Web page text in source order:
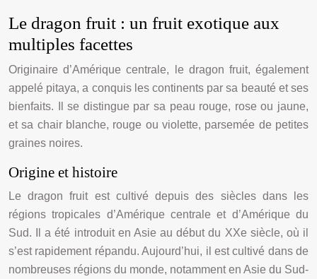
Le dragon fruit : un fruit exotique aux
multiples facettes
Originaire d’Amérique centrale, le dragon fruit, également
appelé pitaya, a conquis les continents par sa beauté et ses
bienfaits. Il se distingue par sa peau rouge, rose ou jaune,
et sa chair blanche, rouge ou violette, parsemée de petites
graines noires.
Origine et histoire
Le dragon fruit est cultivé depuis des siècles dans les
régions tropicales d’Amérique centrale et d’Amérique du
Sud. Il a été introduit en Asie au début du XXe siècle, où il
s’est rapidement répandu. Aujourd’hui, il est cultivé dans de
nombreuses régions du monde, notamment en Asie du Sud-